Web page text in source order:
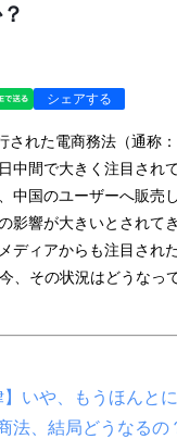
シェアする
された電商務法（通称
中間で大きく注目され
中国のユーザーへ販売
影響が大きいとされて
ディアからも注目され
、その状況はどうなっ
】いや、もうほんと
法、結局どうなるの